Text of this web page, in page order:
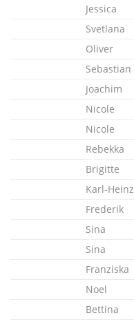
Jessica
Svetlana
Oliver
Sebastian
Joachim
Nicole
Nicole
Rebekka
Brigitte
Karl-Heinz
Frederik
Sina
Sina
Franziska
Noel
Bettina